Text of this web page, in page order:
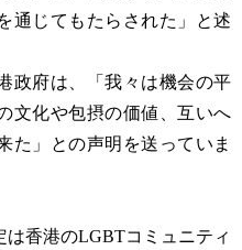
通じてもたらされた」と述
政府は、「我々は機会の平
文化や包摂の価値、互いへ
た」との声明を送っていま
香港のLGBTコミュニティ